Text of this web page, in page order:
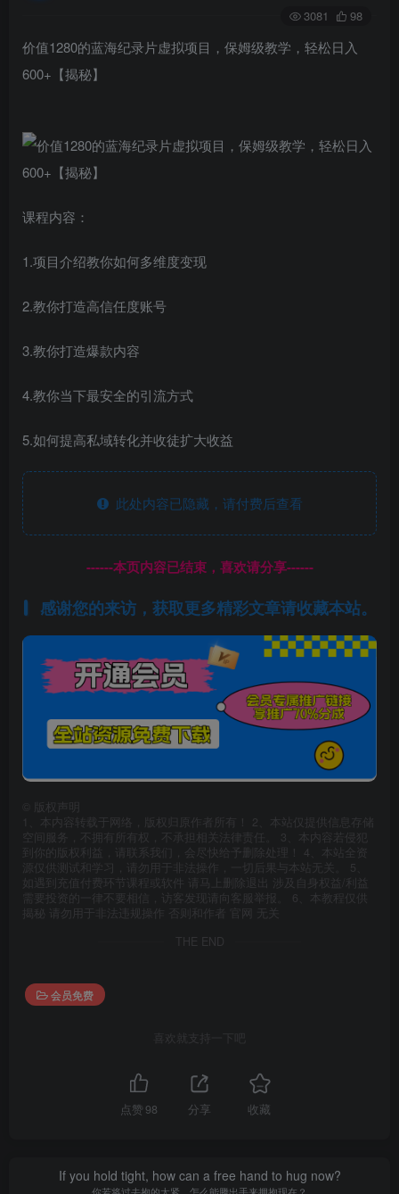
3081 98
价值1280的蓝海纪录片虚拟项目，保姆级教学，轻松日入
600+【揭秘】
课程内容：
1.项目介绍教你如何多维度变现
2.教你打造高信任度账号
3.教你打造爆款内容
4.教你当下最安全的引流方式
5.如何提高私域转化并收徒扩大收益
此处内容已隐藏，请付费后查看
------本页内容已结束，喜欢请分享------
感谢您的来访，获取更多精彩文章请收藏本站。
版权声明
1、本内容转载于网络，版权归原作者所有！ 2、本站仅提供信息存储
空间服务，不拥有所有权，不承担相关法律责任。 3、本内容若侵犯
到你的版权利益，请联系我们，会尽快给予删除处理！ 4、本站全资
源仅供测试和学习，请勿用于非法操作，一切后果与本站无关。 5、
如遇到充值付费环节课程或软件 请马上删除退出 涉及自身权益/利益
需要投资的一律不要相信，访客发现请向客服举报。 6、本教程仅供
揭秘 请勿用于非法违规操作 否则和作者 官网 无关
THE END
会员免费
喜欢就支持一下吧
点赞 98 分享 收藏
If you hold tight, how can a free hand to hug now?
你若将过去抱的太紧，怎么能腾出手来拥抱现在？